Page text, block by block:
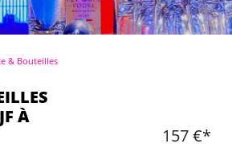
& Bouteilles
À
157 €*